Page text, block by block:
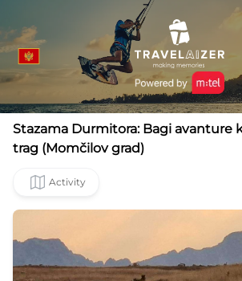
Stazama Durmitora: Bagi avanture
trag (Momčilov grad)
Activity